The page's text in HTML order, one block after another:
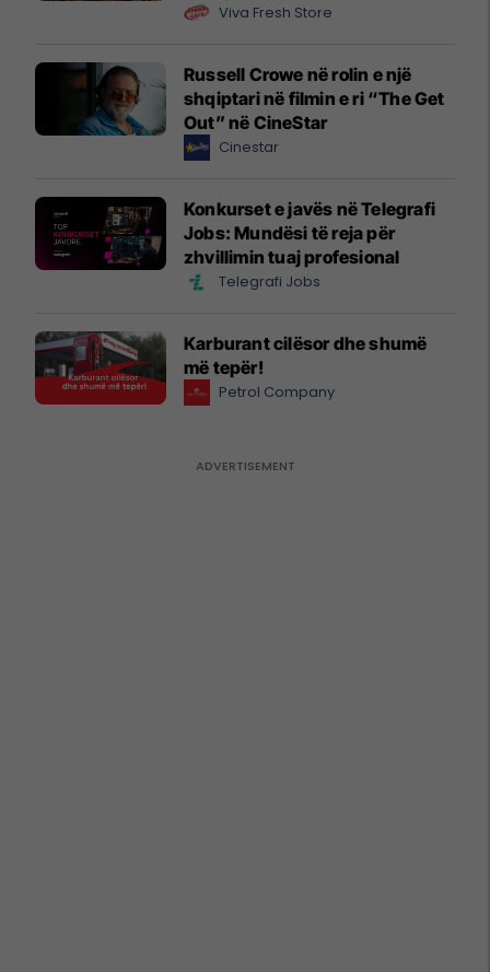
Viva Fresh Store
Russell Crowe në rolin e një
shqiptari në filmin e ri “The Get
Out” në CineStar
Cinestar
Konkurset e javës në Telegrafi
Jobs: Mundësi të reja për
zhvillimin tuaj profesional
Telegrafi Jobs
Karburant cilësor dhe shumë
më tepër!
Petrol Company